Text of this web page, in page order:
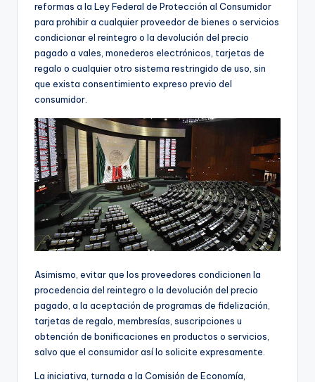
reformas a la Ley Federal de Protección al Consumidor
para prohibir a cualquier proveedor de bienes o servicios
condicionar el reintegro o la devolución del precio
pagado a vales, monederos electrónicos, tarjetas de
regalo o cualquier otro sistema restringido de uso, sin
que exista consentimiento expreso previo del
consumidor.
Asimismo, evitar que los proveedores condicionen la
procedencia del reintegro o la devolución del precio
pagado, a la aceptación de programas de fidelización,
tarjetas de regalo, membresías, suscripciones u
obtención de bonificaciones en productos o servicios,
salvo que el consumidor así lo solicite expresamente.
La iniciativa, turnada a la Comisión de Economía,